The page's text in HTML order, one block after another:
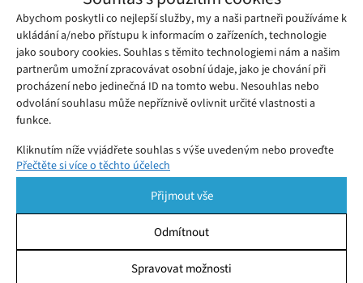
Abychom poskytli co nejlepší služby, my a naši partneři používáme k
ukládání a/nebo přístupu k informacím o zařízeních, technologie
jako soubory cookies. Souhlas s těmito technologiemi nám a našim
partnerům umožní zpracovávat osobní údaje, jako je chování při
procházení nebo jedinečná ID na tomto webu. Nesouhlas nebo
odvolání souhlasu může nepříznivě ovlivnit určité vlastnosti a
funkce.
Kliknutím níže vyjádřete souhlas s výše uvedeným nebo proveďte
podrobnější rozhodnutí. Vaše volby budou použity pouze na tomto
pomocí přepínačů v Zásadách cookies nebo kliknutím na tlačítko
Spravovat souhlas ve spodní části obrazovky.
Přečtěte si více o těchto účelech
Přijmout vše
Odmítnout
Spravovat možnosti
pozitivním, ale bohužel i v negativním slova smyslu.
Valve zakázalo přeprodej klíčů
k bednám ve hře Counter-Strike,
systém byl zneužíván k praní
Středa 30. 10. 2019 Redakce